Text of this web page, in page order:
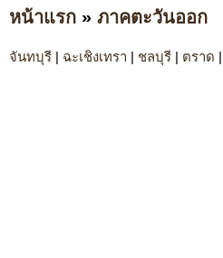
หน้าแรก » ภาคตะวันออก
จันทบุรี | ฉะเชิงเทรา | ชลบุรี | ตราด |